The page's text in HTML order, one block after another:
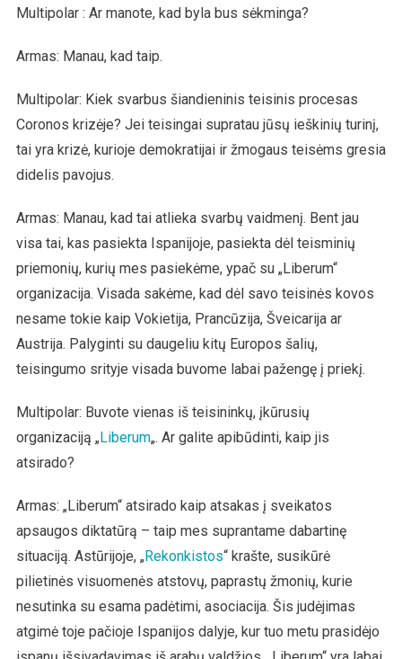
Multipolar : Ar manote, kad byla bus sėkminga?
Armas: Manau, kad taip.
Multipolar: Kiek svarbus šiandieninis teisinis procesas
Coronos krizėje? Jei teisingai supratau jūsų ieškinių turinį,
tai yra krizė, kurioje demokratijai ir žmogaus teisėms gresia
didelis pavojus.
Armas: Manau, kad tai atlieka svarbų vaidmenį. Bent jau
visa tai, kas pasiekta Ispanijoje, pasiekta dėl teisminių
priemonių, kurių mes pasiekėme, ypač su „Liberum“
organizacija. Visada sakėme, kad dėl savo teisinės kovos
nesame tokie kaip Vokietija, Prancūzija, Šveicarija ar
Austrija. Palyginti su daugeliu kitų Europos šalių,
teisingumo srityje visada buvome labai pažengę į priekį.
Multipolar: Buvote vienas iš teisininkų, įkūrusių
organizaciją „Liberum„. Ar galite apibūdinti, kaip jis
atsirado?
Armas: „Liberum“ atsirado kaip atsakas į sveikatos
apsaugos diktatūrą – taip mes suprantame dabartinę
situaciją. Astūrijoje, „Rekonkistos“ krašte, susikūrė
pilietinės visuomenės atstovų, paprastų žmonių, kurie
nesutinka su esama padėtimi, asociacija. Šis judėjimas
atgimė toje pačioje Ispanijos dalyje, kur tuo metu prasidėjo